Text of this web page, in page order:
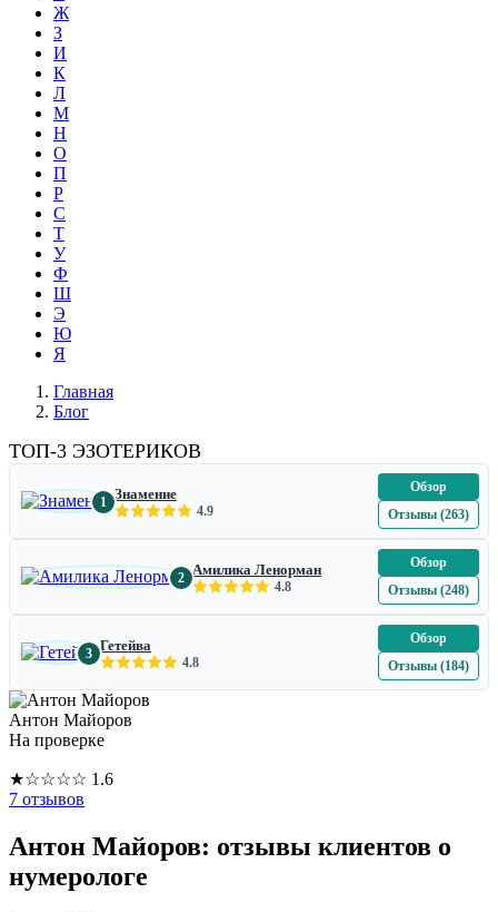
Ж
З
И
К
Л
М
Н
О
П
Р
С
Т
У
Ф
Ш
Э
Ю
Я
Главная
Блог
ТОП-3 ЭЗОТЕРИКОВ
1 Знамение
4.9
Обзор
Отзывы (263)
2 Амилика Ленорман
4.8
Обзор
Отзывы (248)
3 Гетейва
4.8
Обзор
Отзывы (184)
Антон Майоров
На проверке
★☆☆☆☆ 1.6
7 отзывов
Антон Майоров: отзывы клиентов о
нумерологе